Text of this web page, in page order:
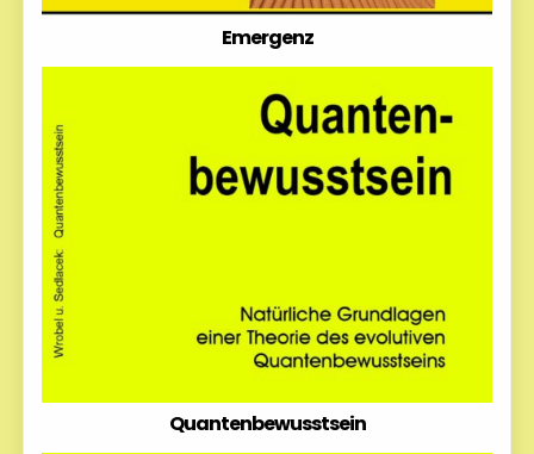
Emergenz
Quantenbewusstsein